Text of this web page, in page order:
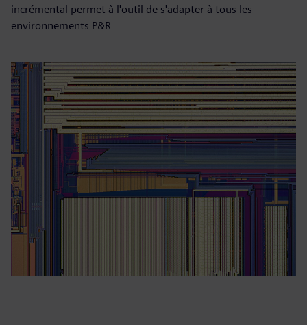
incrémental permet à l'outil de s'adapter à tous les
environnements P&R